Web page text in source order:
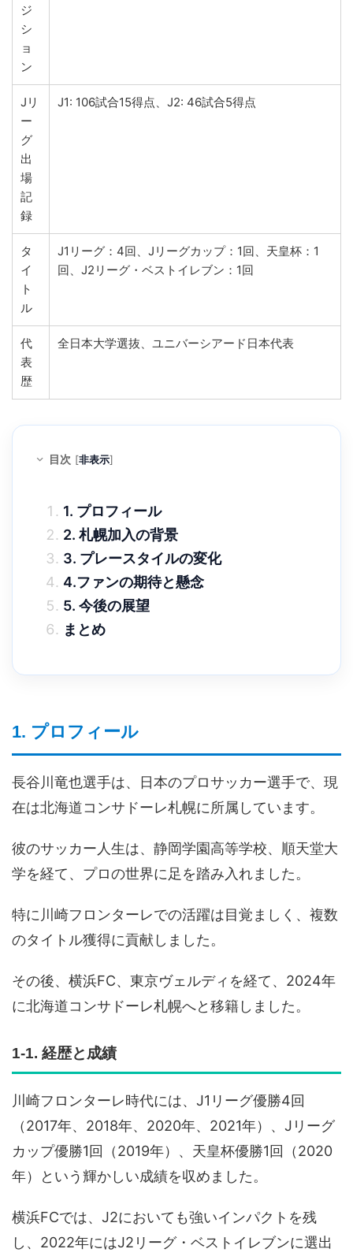
ジ
シ
ョ
ン
Jリ
ー
グ
出
場
記
録
J1: 106試合15得点、J2: 46試合5得点
タ
イ
ト
ル
J1リーグ：4回、Jリーグカップ：1回、天皇杯：1
回、J2リーグ・ベストイレブン：1回
代
表
歴
全日本大学選抜、ユニバーシアード日本代表
目次 [非表示]
1. プロフィール
2. 札幌加入の背景
3. プレースタイルの変化
4.ファンの期待と懸念
5. 今後の展望
まとめ
1. プロフィール
長谷川竜也選手は、日本のプロサッカー選手で、現
在は北海道コンサドーレ札幌に所属しています。
彼のサッカー人生は、静岡学園高等学校、順天堂大
学を経て、プロの世界に足を踏み入れました。
特に川崎フロンターレでの活躍は目覚ましく、複数
のタイトル獲得に貢献しました。
その後、横浜FC、東京ヴェルディを経て、2024年
に北海道コンサドーレ札幌へと移籍しました。
1-1. 経歴と成績
川崎フロンターレ時代には、J1リーグ優勝4回
（2017年、2018年、2020年、2021年）、Jリーグ
カップ優勝1回（2019年）、天皇杯優勝1回（2020
年）という輝かしい成績を収めました。
横浜FCでは、J2においても強いインパクトを残
し、2022年にはJ2リーグ・ベストイレブンに選出